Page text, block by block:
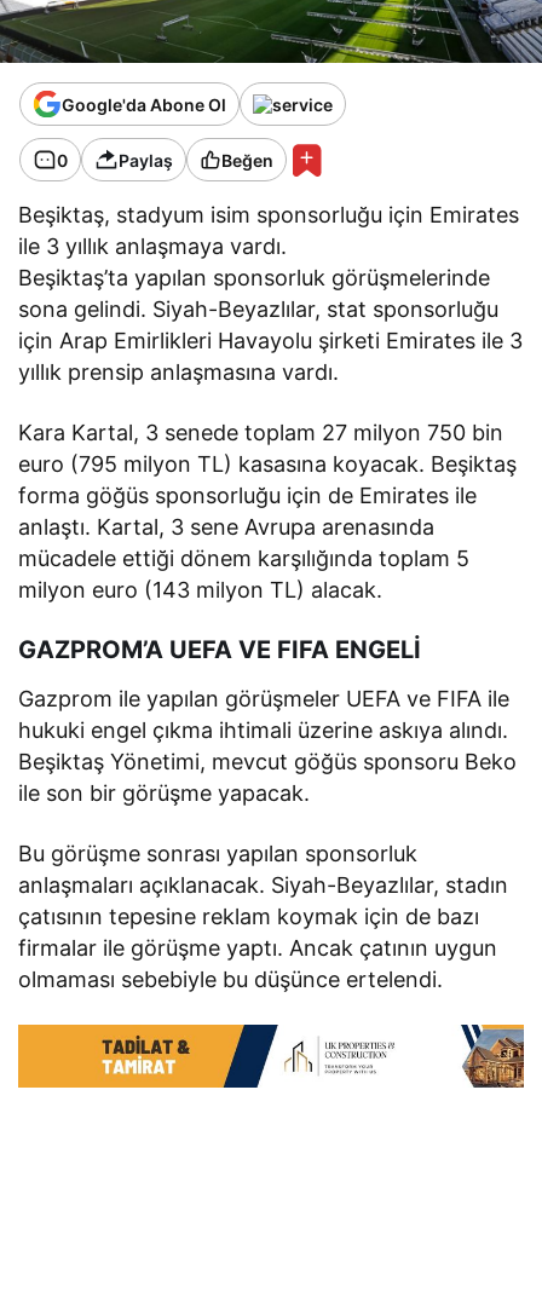
Google'da Abone Ol
0 Paylaş Beğen
Beşiktaş, stadyum isim sponsorluğu için Emirates
ile 3 yıllık anlaşmaya vardı.
Beşiktaş’ta yapılan sponsorluk görüşmelerinde
sona gelindi. Siyah-Beyazlılar, stat sponsorluğu
için Arap Emirlikleri Havayolu şirketi Emirates ile 3
yıllık prensip anlaşmasına vardı.
Kara Kartal, 3 senede toplam 27 milyon 750 bin
euro (795 milyon TL) kasasına koyacak. Beşiktaş
forma göğüs sponsorluğu için de Emirates ile
anlaştı. Kartal, 3 sene Avrupa arenasında
mücadele ettiği dönem karşılığında toplam 5
milyon euro (143 milyon TL) alacak.
GAZPROM’A UEFA VE FIFA ENGELİ
Gazprom ile yapılan görüşmeler UEFA ve FIFA ile
hukuki engel çıkma ihtimali üzerine askıya alındı.
Beşiktaş Yönetimi, mevcut göğüs sponsoru Beko
ile son bir görüşme yapacak.
Bu görüşme sonrası yapılan sponsorluk
anlaşmaları açıklanacak. Siyah-Beyazlılar, stadın
çatısının tepesine reklam koymak için de bazı
firmalar ile görüşme yaptı. Ancak çatının uygun
olmaması sebebiyle bu düşünce ertelendi.